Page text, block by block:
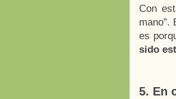
Con
mano”.
es
sido
5. En